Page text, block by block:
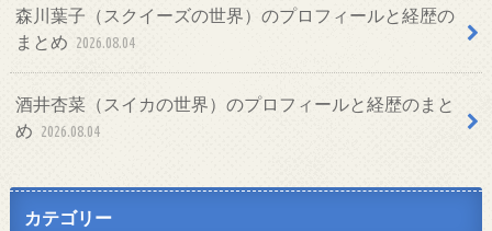
森川葉子（スクイーズの世界）のプロフィールと経歴の
まとめ 2026.08.04
酒井杏菜（スイカの世界）のプロフィールと経歴のまと
め 2026.08.04
カテゴリー